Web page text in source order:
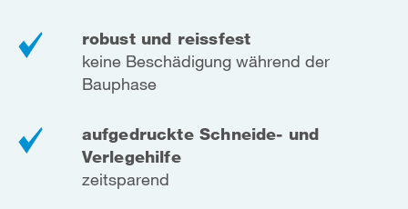
robust und reissfest
keine Beschädigung während der
Bauphase
aufgedruckte Schneide- und
Verlegehilfe
zeitsparend